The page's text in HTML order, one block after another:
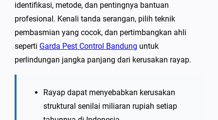
identifikasi, metode, dan pentingnya bantuan
profesional. Kenali tanda serangan, pilih teknik
pembasmian yang cocok, dan pertimbangkan ahli
seperti Garda Pest Control Bandung untuk
perlindungan jangka panjang dari kerusakan rayap.
Rayap dapat menyebabkan kerusakan
struktural senilai miliaran rupiah setiap